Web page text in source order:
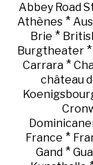
Abbey Road
Athènes *
Brie *
Burgtheater*
Carrara *
château
France *
Gand *